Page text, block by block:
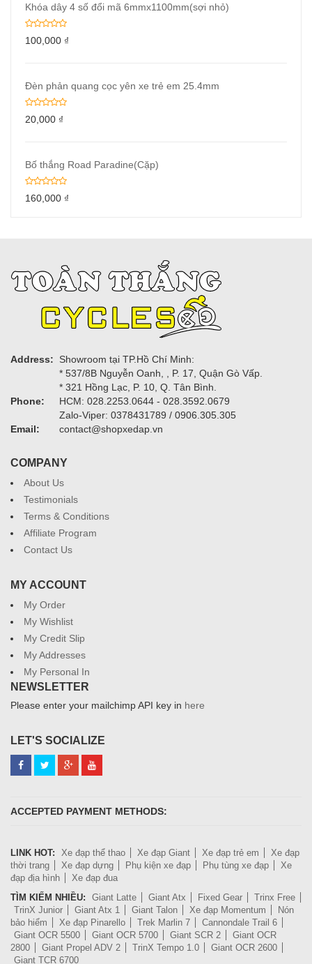
Khóa dây 4 số đổi mã 6mmx1100mm(sợi nhỏ)
100,000 ₫
Đèn phản quang cọc yên xe trẻ em 25.4mm
20,000 ₫
Bố thắng Road Paradine(Cặp)
160,000 ₫
Address:
Showroom tại TP.Hồ Chí Minh:
* 537/8B Nguyễn Oanh, , P. 17, Quận Gò Vấp.
* 321 Hồng Lạc, P. 10, Q. Tân Bình.
Phone:
HCM: 028.2253.0644 - 028.3592.0679
Zalo-Viper: 0378431789 / 0906.305.305
Email:
contact@shopxedap.vn
COMPANY
About Us
Testimonials
Terms & Conditions
Affiliate Program
Contact Us
MY ACCOUNT
My Order
My Wishlist
My Credit Slip
My Addresses
My Personal In
NEWSLETTER
Please enter your mailchimp API key in here
LET'S SOCIALIZE
ACCEPTED PAYMENT METHODS:
LINK HOT: Xe đạp thể thao Xe đạp Giant Xe đạp trẻ em
Xe đạp
thời trang
Xe đạp dựng Phụ kiện xe đạp Phụ tùng xe đạp
Xe
đạp địa hình
Xe đạp đua
TÌM KIẾM NHIỀU:
Giant Latte Giant Atx Fixed Gear
Trinx Free
TrinX Junior
Giant Atx 1 Giant Talon Xe đạp Momentum
Nón
bảo hiểm
Xe đạp Pinarello Trek Marlin 7
Cannondale Trail 6
Giant OCR 5500
Giant OCR 5700 Giant SCR 2
Giant OCR
2800
Giant Propel ADV 2 TrinX Tempo 1.0
Giant OCR 2600
Giant TCR 6700